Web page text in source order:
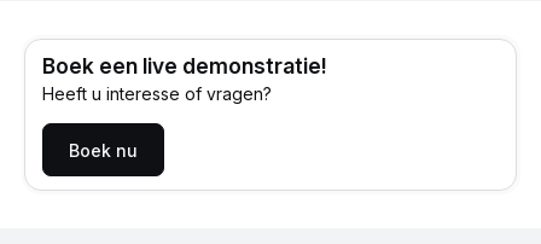
Boek een live demonstratie!
Heeft u interesse of vragen?
Boek nu